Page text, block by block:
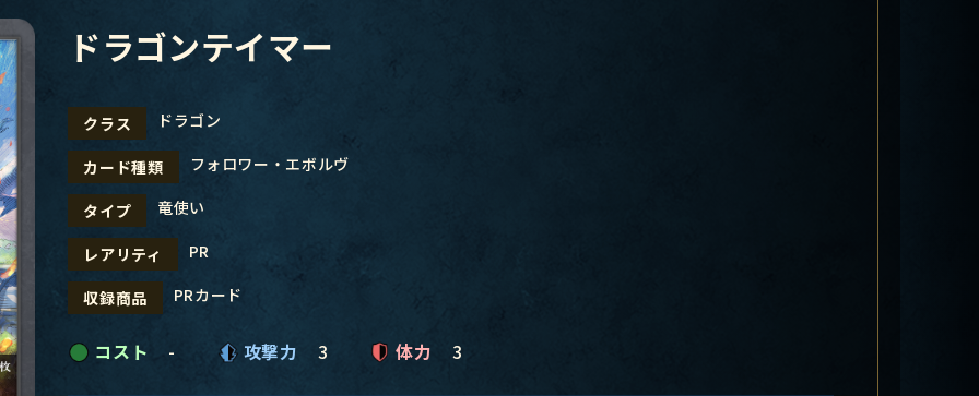
ドラゴンテイマー
クラス ドラゴン
カード種類 フォロワー・エボルヴ
タイプ 竜使い
レアリティ PR
収録商品 PRカード
コスト - 攻撃力 3 体力 3